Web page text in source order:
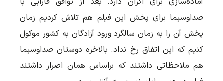
صداوسیما برای پخش این فیلم هم تلاش کردیم زمان
پخش آن را به زمان سالگرد ورود آزادگان به کشور موکول
کنیم که این اتفاق رخ نداد. بالاخره دوستان صداوسیما
هم ملاحظاتی داشتند که براساس همان اصرار داشتند